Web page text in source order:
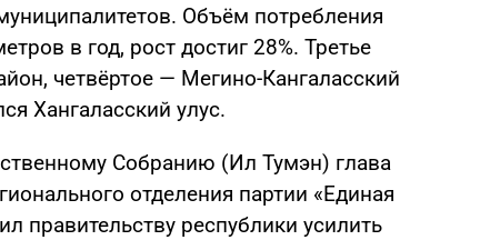
Объём потребления
в год, рост достиг 28%. Третье
четвёртое — Мегино-Кангаласский
Хангаласский улус.
Собранию (Ил Тумэн) глава
отделения партии «Единая
правительству республики усилить